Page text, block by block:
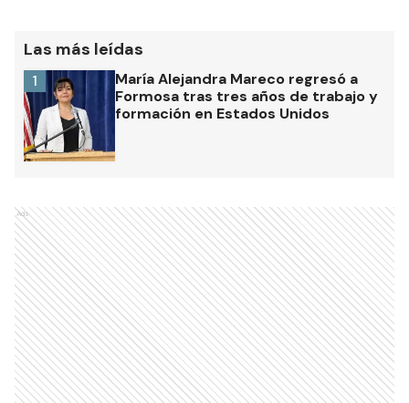
Las más leídas
María Alejandra Mareco regresó a
Formosa tras tres años de trabajo y
formación en Estados Unidos
1
Ads